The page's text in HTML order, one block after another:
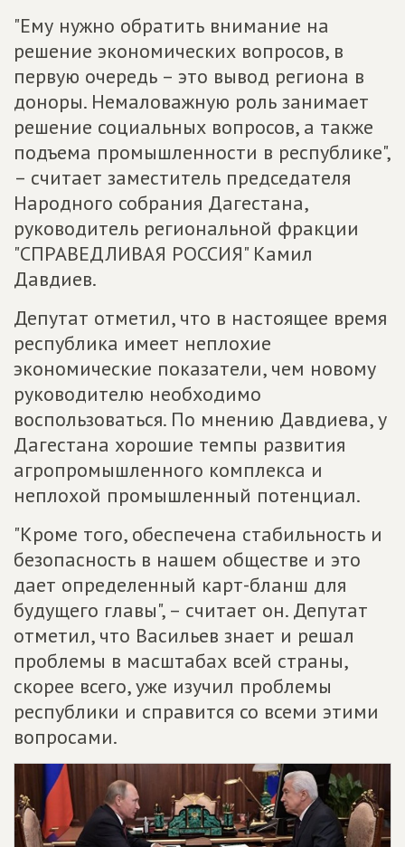
"Ему нужно обратить внимание на
решение экономических вопросов, в
первую очередь – это вывод региона в
доноры. Немаловажную роль занимает
решение социальных вопросов, а также
подъема промышленности в республике",
– считает заместитель председателя
Народного собрания Дагестана,
руководитель региональной фракции
"СПРАВЕДЛИВАЯ РОССИЯ" Камил
Давдиев.
Депутат отметил, что в настоящее время
республика имеет неплохие
экономические показатели, чем новому
руководителю необходимо
воспользоваться. По мнению Давдиева, у
Дагестана хорошие темпы развития
агропромышленного комплекса и
неплохой промышленный потенциал.
"Кроме того, обеспечена стабильность и
безопасность в нашем обществе и это
дает определенный карт-бланш для
будущего главы", – считает он. Депутат
отметил, что Васильев знает и решал
проблемы в масштабах всей страны,
скорее всего, уже изучил проблемы
республики и справится со всеми этими
вопросами.